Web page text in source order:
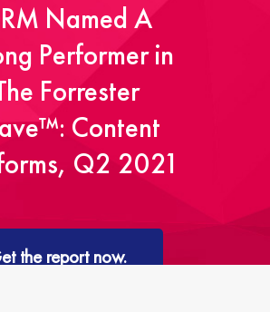
Named A
Performer in
Forrester
Content
Q2 2021
the report now.